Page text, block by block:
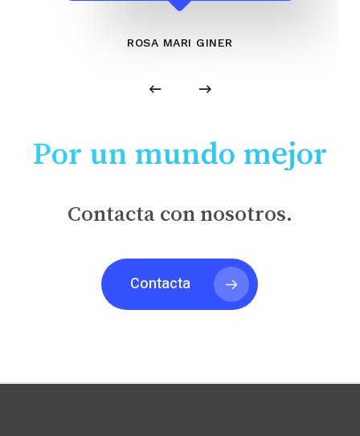
ROSA MARI GINER
Por un mundo mejor
Contacta con nosotros.
Contacta